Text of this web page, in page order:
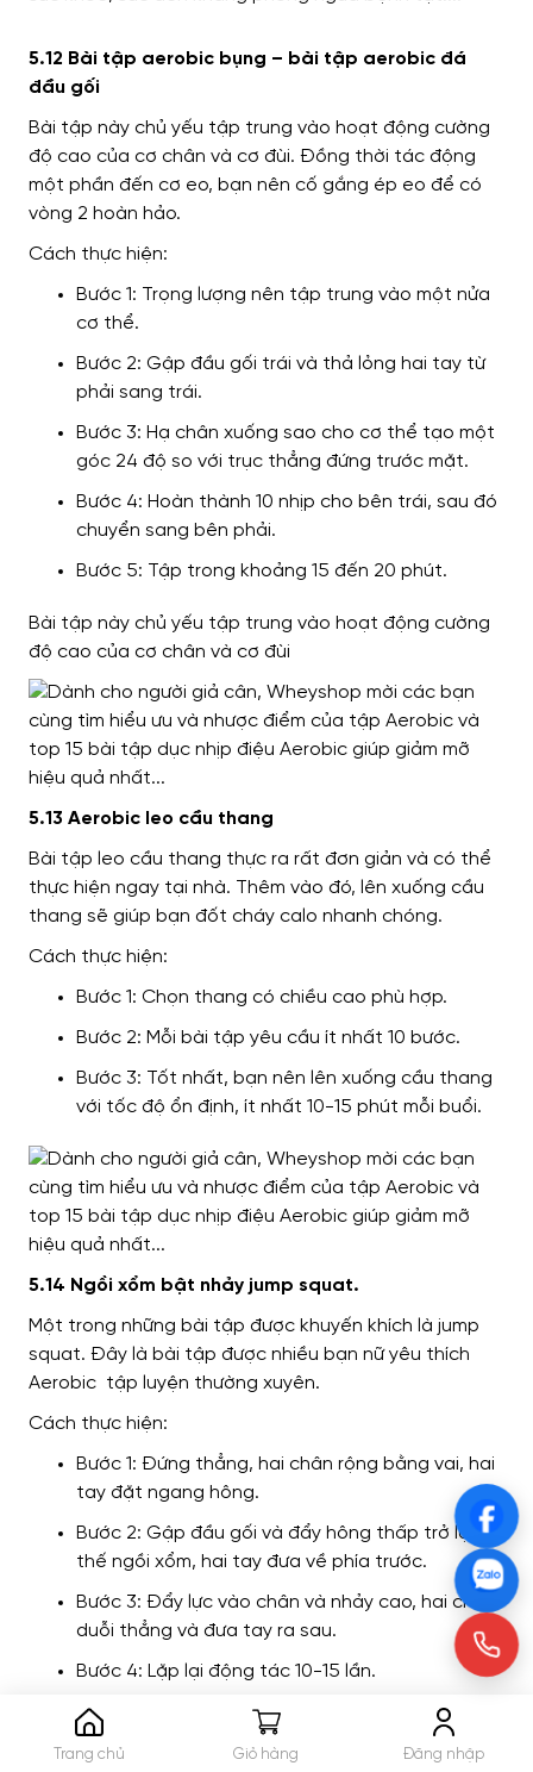
5.12 Bài tập aerobic bụng – bài tập aerobic đá
đầu gối
Bài tập này chủ yếu tập trung vào hoạt động cường
độ cao của cơ chân và cơ đùi. Đồng thời tác động
một phần đến cơ eo, bạn nên cố gắng ép eo để có
vòng 2 hoàn hảo.
Cách thực hiện:
Bước 1: Trọng lượng nên tập trung vào một nửa
cơ thể.
Bước 2: Gập đầu gối trái và thả lỏng hai tay từ
phải sang trái.
Bước 3: Hạ chân xuống sao cho cơ thể tạo một
góc 24 độ so với trục thẳng đứng trước mặt.
Bước 4: Hoàn thành 10 nhịp cho bên trái, sau đó
chuyển sang bên phải.
Bước 5: Tập trong khoảng 15 đến 20 phút.
Bài tập này chủ yếu tập trung vào hoạt động cường
độ cao của cơ chân và cơ đùi
5.13 Aerobic leo cầu thang
Bài tập leo cầu thang thực ra rất đơn giản và có thể
thực hiện ngay tại nhà. Thêm vào đó, lên xuống cầu
thang sẽ giúp bạn đốt cháy calo nhanh chóng.
Cách thực hiện:
Bước 1: Chọn thang có chiều cao phù hợp.
Bước 2: Mỗi bài tập yêu cầu ít nhất 10 bước.
Bước 3: Tốt nhất, bạn nên lên xuống cầu thang
với tốc độ ổn định, ít nhất 10-15 phút mỗi buổi.
5.14 Ngồi xổm bật nhảy jump squat.
Một trong những bài tập được khuyến khích là jump
squat. Đây là bài tập được nhiều bạn nữ yêu thích
Aerobic tập luyện thường xuyên.
Cách thực hiện:
Bước 1: Đứng thẳng, hai chân rộng bằng vai, hai
tay đặt ngang hông.
Bước 2: Gập đầu gối và đẩy hông thấp trở lại tư
thế ngồi xổm, hai tay đưa về phía trước.
Bước 3: Đẩy lực vào chân và nhảy cao, hai chân
duỗi thẳng và đưa tay ra sau.
Bước 4: Lặp lại động tác 10-15 lần.
Một trong những bài tập được khuyến khích là
nhảy squat
Trang chủ Giỏ hàng Đăng nhập